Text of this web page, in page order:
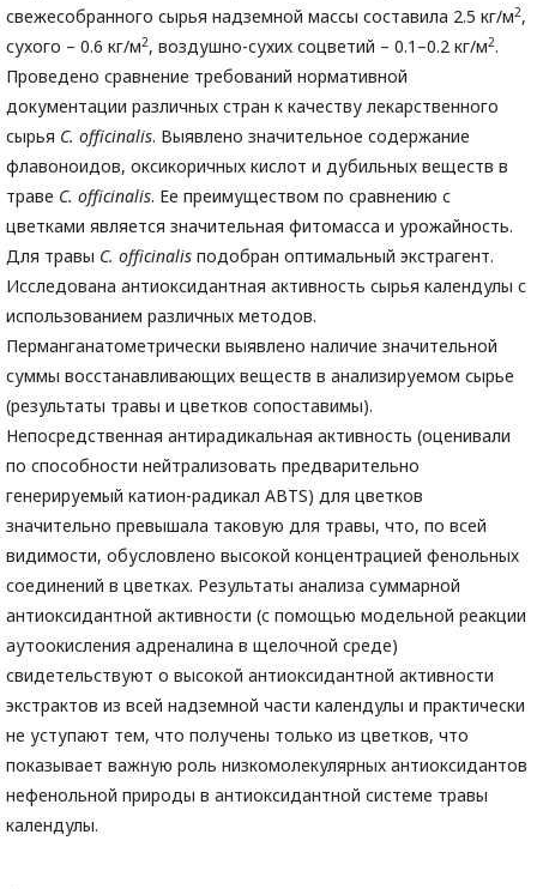
свежесобранного сырья надземной массы составила 2.5 кг/м2,
сухого – 0.6 кг/м2, воздушно-сухих соцветий – 0.1–0.2 кг/м2.
Проведено сравнение требований нормативной
документации различных стран к качеству лекарственного
сырья C. officinalis. Выявлено значительное содержание
флавоноидов, оксикоричных кислот и дубильных веществ в
траве C. officinalis. Ее преимуществом по сравнению с
цветками является значительная фитомасса и урожайность.
Для травы C. officinalis подобран оптимальный экстрагент.
Исследована антиоксидантная активность сырья календулы с
использованием различных методов.
Перманганатометрически выявлено наличие значительной
суммы восстанавливающих веществ в анализируемом сырье
(результаты травы и цветков сопоставимы).
Непосредственная антирадикальная активность (оценивали
по способности нейтрализовать предварительно
генерируемый катион-радикал ABTS) для цветков
значительно превышала таковую для травы, что, по всей
видимости, обусловлено высокой концентрацией фенольных
соединений в цветках. Результаты анализа суммарной
антиоксидантной активности (с помощью модельной реакции
аутоокисления адреналина в щелочной среде)
свидетельствуют о высокой антиоксидантной активности
экстрактов из всей надземной части календулы и практически
не уступают тем, что получены только из цветков, что
показывает важную роль низкомолекулярных антиоксидантов
нефенольной природы в антиоксидантной системе травы
календулы.